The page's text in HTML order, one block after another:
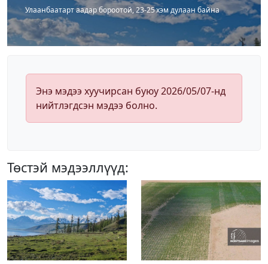
Улаанбаатарт аадар бороотой, 23-25 хэм дулаан байна
Энэ мэдээ хуучирсан буюу 2026/05/07-нд
нийтлэгдсэн мэдээ болно.
Төстэй мэдээллүүд: